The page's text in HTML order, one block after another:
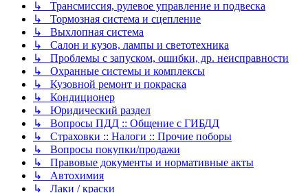
↳ Трансмиссия, рулевое управление и подвеска
↳ Тормозная система и сцепление
↳ Выхлопная система
↳ Салон и кузов, лампы и светотехника
↳ Проблемы с запуском, ошибки, др. неисправности
↳ Охранные системы и комплексы
↳ Кузовной ремонт и покраска
↳ Кондиционер
↳ Юридический раздел
↳ Вопросы ПДД :: Общение с ГИБДД
↳ Страховки :: Налоги :: Прочие поборы
↳ Вопросы покупки/продажи
↳ Правовые документы и нормативные акты
↳ Автохимия
↳ Лаки / краски